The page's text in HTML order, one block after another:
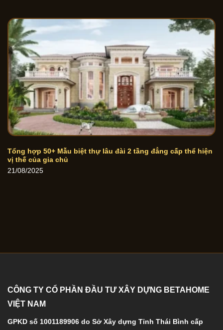
Tổng hợp 50+ Mẫu biệt thự lâu đài 2 tầng đẳng cấp thể hiện
vị thế của gia chủ
21/08/2025
CÔNG TY CỔ PHẦN ĐẦU TƯ XÂY DỰNG BETAHOME
VIỆT NAM
GPKD số 1001189906 do Sở Xây dựng Tỉnh Thái Bình cấp